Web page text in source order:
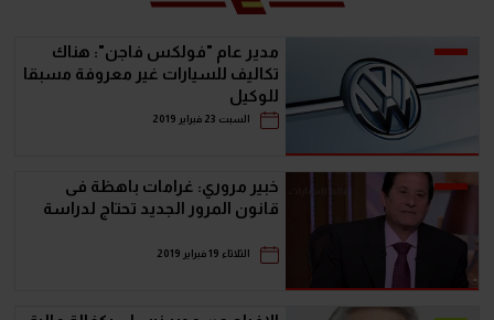
مدير عام "فولكس فاجن": هناك
تكاليف للسيارات غير معروفة مسبقا
للوكيل
السبت 23 فبراير 2019
خبير مروري: غرامات باهظة فى
قانون المرور الجديد تحتاج لدراسة
الثلاثاء 19 فبراير 2019